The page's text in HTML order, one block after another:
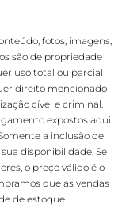
fotos, imagens,
são de propriedade
uso total ou parcial
direito mencionado
cível e criminal.
expostos aqui
a inclusão de
disponibilidade. Se
o preço válido é o
que as vendas
de estoque.